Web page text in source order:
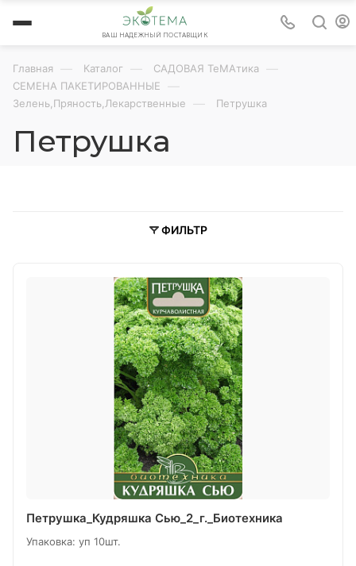
ВАШ НАДЕЖНЫЙ ПОСТАВЩИК
Главная — Каталог — САДОВАЯ ТеМАтика —
СЕМЕНА ПАКЕТИРОВАННЫЕ —
Зелень,Пряность,Лекарственные — Петрушка
Петрушка
ФИЛЬТР
Петрушка_Кудряшка Сью_2_г._Биотехника
Упаковка: уп 10шт.